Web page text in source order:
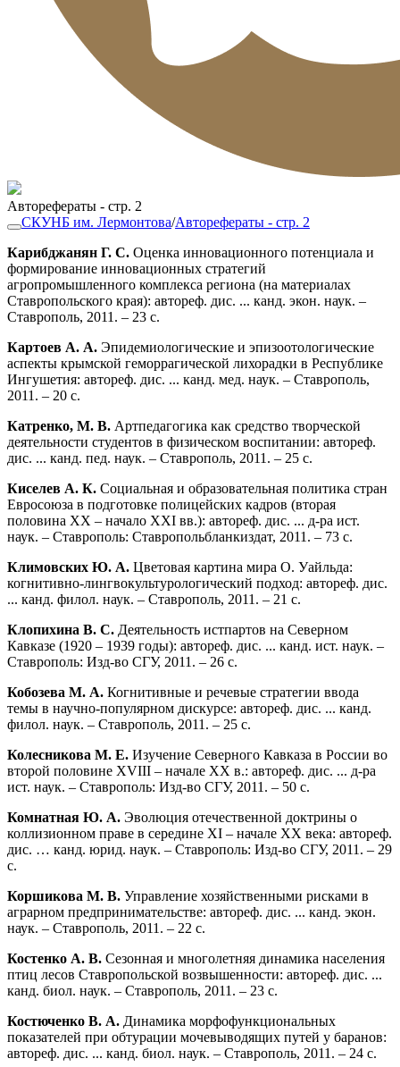
Авторефераты - стр. 2
СКУНБ им. Лермонтова/Авторефераты - стр. 2
Карибджанян Г. С. Оценка инновационного потенциала и
формирование инновационных стратегий
агропромышленного комплекса региона (на материалах
Ставропольского края): автореф. дис. ... канд. экон. наук. –
Ставрополь, 2011. – 23 с.
Картоев А. А. Эпидемиологические и эпизоотологические
аспекты крымской геморрагической лихорадки в Республике
Ингушетия: автореф. дис. ... канд. мед. наук. – Ставрополь,
2011. – 20 с.
Катренко, М. В. Артпедагогика как средство творческой
деятельности студентов в физическом воспитании: автореф.
дис. ... канд. пед. наук. – Ставрополь, 2011. – 25 с.
Киселев А. К. Социальная и образовательная политика стран
Евросоюза в подготовке полицейских кадров (вторая
половина ХХ – начало XXI вв.): автореф. дис. ... д-ра ист.
наук. – Ставрополь: Ставропольбланкиздат, 2011. – 73 с.
Климовских Ю. А. Цветовая картина мира О. Уайльда:
когнитивно-лингвокультурологический подход: автореф. дис.
... канд. филол. наук. – Ставрополь, 2011. – 21 с.
Клопихина В. С. Деятельность истпартов на Северном
Кавказе (1920 – 1939 годы): автореф. дис. ... канд. ист. наук. –
Ставрополь: Изд-во СГУ, 2011. – 26 с.
Кобозева М. А. Когнитивные и речевые стратегии ввода
темы в научно-популярном дискурсе: автореф. дис. ... канд.
филол. наук. – Ставрополь, 2011. – 25 с.
Колесникова М. Е. Изучение Северного Кавказа в России во
второй половине XVIII – начале ХХ в.: автореф. дис. ... д-ра
ист. наук. – Ставрополь: Изд-во СГУ, 2011. – 50 с.
Комнатная Ю. А. Эволюция отечественной доктрины о
коллизионном праве в середине XI – начале ХХ века: автореф.
дис. … канд. юрид. наук. – Ставрополь: Изд-во СГУ, 2011. – 29
с.
Коршикова М. В. Управление хозяйственными рисками в
аграрном предпринимательстве: автореф. дис. ... канд. экон.
наук. – Ставрополь, 2011. – 22 с.
Костенко А. В. Сезонная и многолетняя динамика населения
птиц лесов Ставропольской возвышенности: автореф. дис. ...
канд. биол. наук. – Ставрополь, 2011. – 23 с.
Костюченко В. А. Динамика морфофункциональных
показателей при обтурации мочевыводящих путей у баранов:
автореф. дис. ... канд. биол. наук. – Ставрополь, 2011. – 24 с.